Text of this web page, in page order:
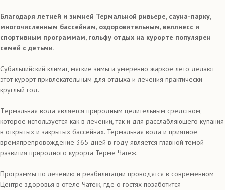
Благодаря летней и зимней Термальной ривьере, сауна-парку,
многочисленным бассейнам, оздоровительным, веллнесс и
спортивным программам, гольфу отдых на курорте популярен
семей с детьми.
Субальпийский климат, мягкие зимы и умеренно жаркое лето делают
этот курорт привлекательным для отдыха и лечения практически
круглый год.
Tермальная вода является природным целительным средством,
которое используется как в лечении, так и для расслабляющего купания
в открытых и закрытых бассейнах. Термальная вода и приятное
времяпрепровождение 365 дней в году является главной темой
развития природного курорта Терме Чатеж.
Программы по лечению и реабилитации проводятся в современном
Центре здоровья в отеле Чатеж, где о гостях позаботится